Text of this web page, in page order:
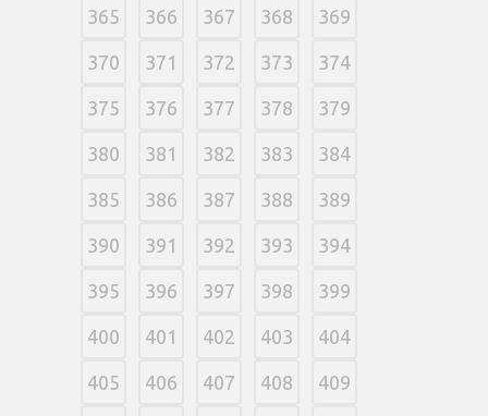
365 366 367 368 369
370 371 372 373 374
375 376 377 378 379
380 381 382 383 384
385 386 387 388 389
390 391 392 393 394
395 396 397 398 399
400 401 402 403 404
405 406 407 408 409